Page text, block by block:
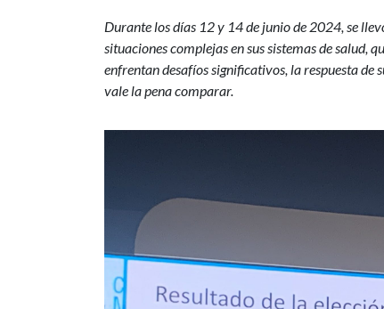
Durante los días 12 y 14 de junio de 2024, se
situaciones complejas en sus sistemas de salud,
enfrentan desafíos significativos, la respuesta de
vale la pena comparar.